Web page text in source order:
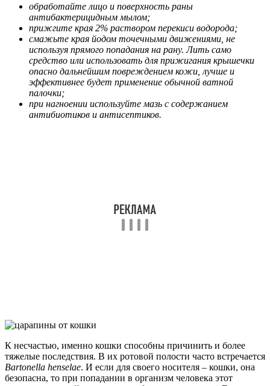
обработайте лицо и поверхность раны
антибактерицидным мылом;
прижгите края 2% раствором перекиси водорода;
смажьте края йодом точечными движениями, не
используя прямого попадания на рану. Лить само
средство или использовать для прижигания крышечки
опасно дальнейшим повреждением кожи, лучше и
эффективнее будет применение обычной ватной
палочки;
при нагноении используйте мазь с содержанием
антибиотиков и антисептиков.
К несчастью, именно кошки способны причинить и более
тяжелые последствия. В их ротовой полости часто встречается
Bartonella henselae. И если для своего носителя – кошки, она
безопасна, то при попадании в организм человека этот